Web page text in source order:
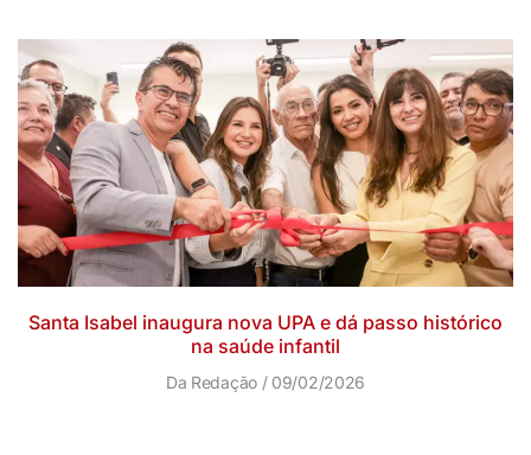
Santa Isabel inaugura nova UPA e dá passo histórico
na saúde infantil
Da Redação 09/02/2026